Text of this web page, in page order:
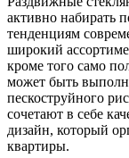
активно набирать
тенденциям
широкий
кроме того само
может быть
пескоструйного
сочетают в себе
дизайн, который
квартиры.